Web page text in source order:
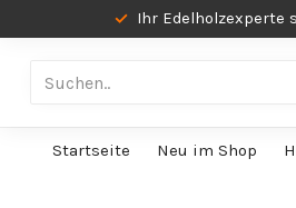
Ihr Edelholzexperte
Startseite Neu im Shop